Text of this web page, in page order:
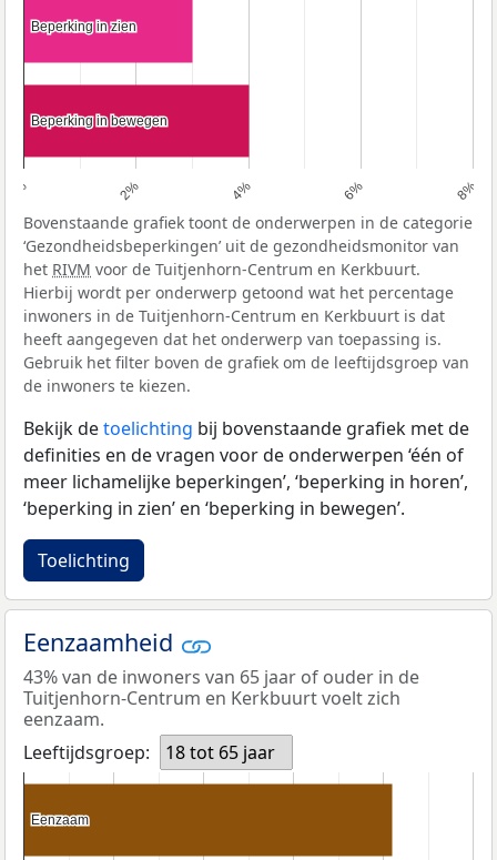
0% 2% 4% 6% 8%
Beperking in zien
Beperking in zien
Beperking in bewegen
Beperking in bewegen
Bovenstaande grafiek toont de onderwerpen in de categorie
‘Gezondheidsbeperkingen’ uit de gezondheidsmonitor van
het RIVM voor de Tuitjenhorn-Centrum en Kerkbuurt.
Hierbij wordt per onderwerp getoond wat het percentage
inwoners in de Tuitjenhorn-Centrum en Kerkbuurt is dat
heeft aangegeven dat het onderwerp van toepassing is.
Gebruik het filter boven de grafiek om de leeftijdsgroep van
de inwoners te kiezen.
Bekijk detoelichting bij bovenstaande grafiek met de
definities en de vragen voor de onderwerpen ‘één of
meer lichamelijke beperkingen’, ‘beperking in horen’,
‘beperking in zien’ en ‘beperking in bewegen’.
Toelichting
Eenzaamheid
43% van de inwoners van 65 jaar of ouder in de
Tuitjenhorn-Centrum en Kerkbuurt voelt zich
eenzaam.
Leeftijdsgroep:
18 tot 65 jaar
Eenzaam
Eenzaam